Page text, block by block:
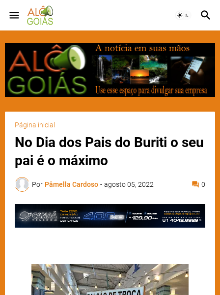
Página inicial
No Dia dos Pais do Buriti o seu
pai é o máximo
Por Pâmella Cardoso - agosto 05, 2022 0